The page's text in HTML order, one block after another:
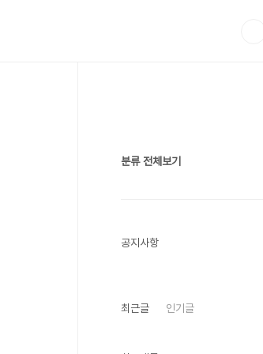
분류 전체보기
공지사항
최근글 인기글